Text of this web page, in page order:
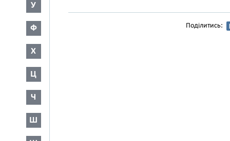
У
Ф
Х
Ц
Ч
Ш
Поділитись: